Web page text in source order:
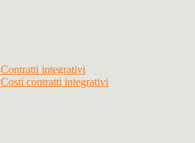
Contratti integrativi
Costi contratti integrativi